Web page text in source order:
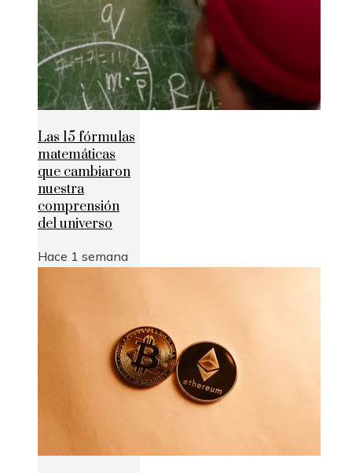
Las 15 fórmulas
matemáticas
que cambiaron
nuestra
comprensión
del universo
Hace 1 semana